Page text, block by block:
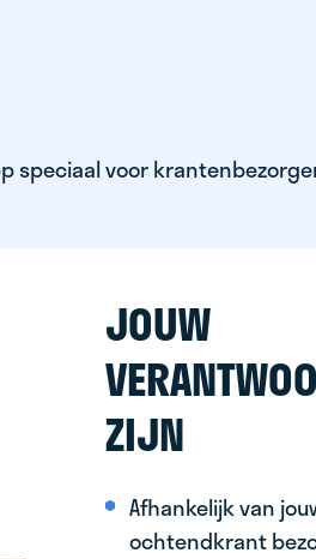
speciaal voor
JOUW
ZIJN
Afhankelijk van
ochtendkrant